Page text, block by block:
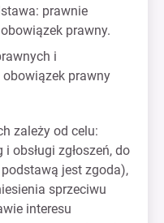
prawnie
prawny.
i
prawny
zależy od celu:
obsługi zgłoszeń, do
jest zgoda),
sprzeciwu
interesu